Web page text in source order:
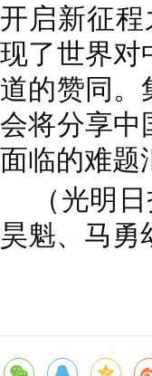
开启新征
现了世界对
道的赞同。
会将分享中
面临的难题
（光明
昊魁、马勇